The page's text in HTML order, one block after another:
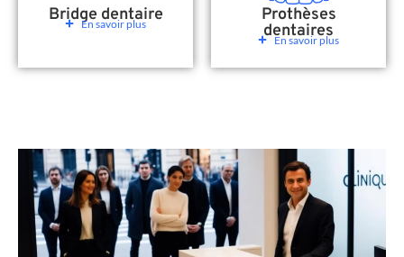
Bridge dentaire
En savoir plus Prothèses
dentaires
En savoir plus